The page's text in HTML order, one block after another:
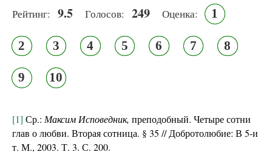
Рейтинг: 9.5 Голосов: 249 Оценка: 1
2 3 4 5 6 7 8
9 10
[1] Ср.: Максим Исповедник, преподобный. Четыре сотни
глав о любви. Вторая сотница. § 35 // Добротолюбие: В 5-и
т. М., 2003. Т. 3. С. 200.